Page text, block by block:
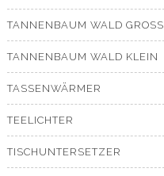
TANNENBAUM WALD GROSS
TANNENBAUM WALD KLEIN
TASSENWÄRMER
TEELICHTER
TISCHUNTERSETZER